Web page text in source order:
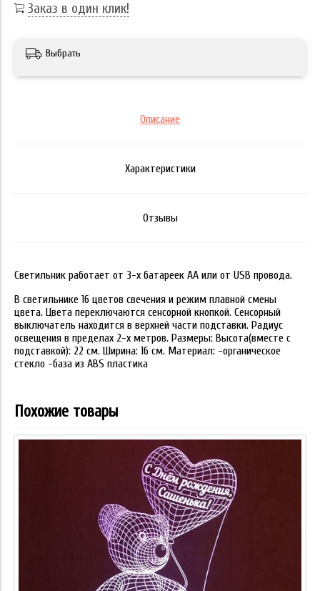
Заказ в один клик!
Выбрать
Описание
Характеристики
Отзывы
Светильник работает от 3-х батареек АА или от USB провода.
В светильнике 16 цветов свечения и режим плавной смены
цвета. Цвета переключаются сенсорной кнопкой. Сенсорный
выключатель находится в верхней части подставки. Радиус
освещения в пределах 2-х метров. Размеры: Высота(вместе с
подставкой): 22 см. Ширина: 16 см. Материал: -органическое
стекло -база из ABS пластика
Похожие товары